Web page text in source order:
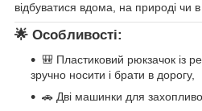
відбуватися вдома, на природі чи в
🌟 Особливості:
🎒 Пластиковий рюкзачок із
зручно носити і брати в дорогу,
🚗 Дві машинки для